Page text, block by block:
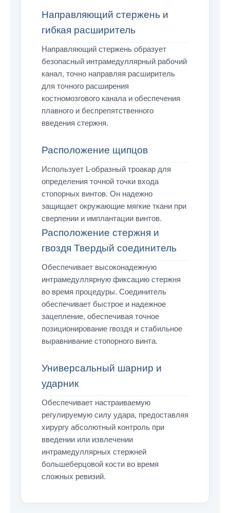
Направляющий стержень и
гибкая расширитель
Направляющий стержень образует
безопасный интрамедуллярный рабочий
канал, точно направляя расширитель
для точного расширения
костномозгового канала и обеспечения
плавного и беспрепятственного
введения стержня.
Расположение щипцов
Использует L-образный троакар для
определения точной точки входа
стопорных винтов. Он надежно
защищает окружающие мягкие ткани при
сверлении и имплантации винтов.
Расположение стержня и
гвоздя Твердый соединитель
Обеспечивает высоконадежную
интрамедуллярную фиксацию стержня
во время процедуры. Соединитель
обеспечивает быстрое и надежное
зацепление, обеспечивая точное
позиционирование гвоздя и стабильное
выравнивание стопорного винта.
Универсальный шарнир и
ударник
Обеспечивает настраиваемую
регулируемую силу удара, предоставляя
хирургу абсолютный контроль при
введении или извлечении
интрамедуллярных стержней
большеберцовой кости во время
сложных ревизий.